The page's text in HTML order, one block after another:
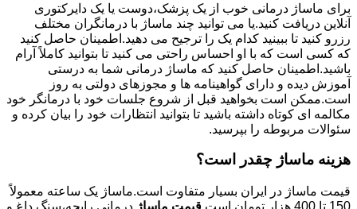
برای ماساژ درمانی خوب از یک پزشک،دوست یا یک دایرکتوری
آنلاین دریافت کنید.یا می توانید چند ماساژ با درمانگران مختلف
رزرو کنید تا ببینید کدام یک را ترجیح می دهید.اطمینان حاصل کنید
که کسی است که با او احساس راحتی می کنید تا بتوانید کاملاً آرام
باشید.اطمینان حاصل کنید که ماساژ درمانی شما به درستی
آموزش دیده و دارای گواهینامه ها و مجوزهای دولتی به روز
است.ممکن است بخواهید قبل از شروع جلسات خود با درمانگر خود
مکالمه ای کوتاه داشته باشید تا بتوانید انتظارات خود را بیان کرده و
سئوالات مربوطه را بپرسید.
هزینه ماساژ چقدر است؟
قیمت ماساژ در ایران بسیار متفاوت است.ماساژ یک ساعته معمولاً
150 تا 400 هزار تومان است.
قیمت ماساژ درمانی رایحه،سنگ داغ و